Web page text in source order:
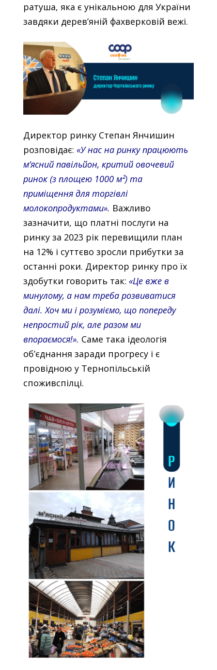
ратуша, яка є унікальною для України
завдяки дерев’яній фахверковій вежі.
Директор ринку Степан Янчишин
розповідає: «У нас на ринку працюють
м’ясний павільйон, критий овочевий
ринок (з площею 1000 м²) та
приміщення для торгівлі
молокопродуктами». Важливо
зазначити, що платні послуги на
ринку за 2023 рік перевищили план
на 12% і суттєво зросли прибутки за
останні роки. Директор ринку про їх
здобутки говорить так: «Це вже в
минулому, а нам треба розвиватися
далі. Хоч ми і розуміємо, що попереду
непростий рік, але разом ми
впораємося!». Саме така ідеологія
об’єднання заради прогресу і є
провідною у Тернопільській
споживспілці.